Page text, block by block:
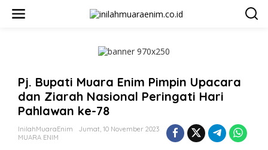
Pj. Bupati Muara Enim Pimpin Upacara
dan Ziarah Nasional Peringati Hari
Pahlawan ke-78
InilahMuaraEnim
Jumat, 10 November 2023
MUARA ENIM